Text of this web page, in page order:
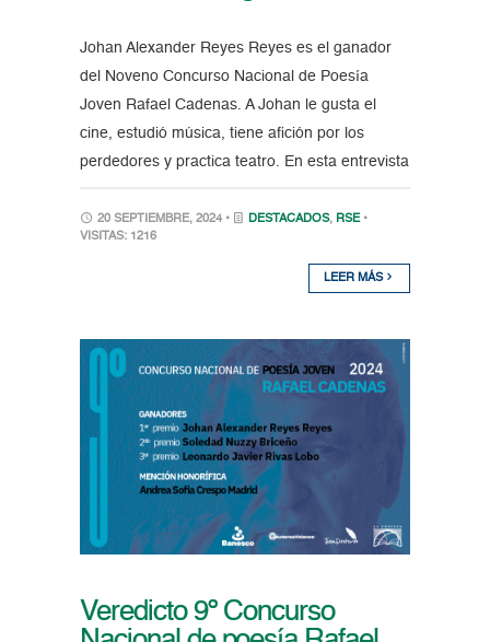
Johan Alexander Reyes Reyes es el ganador
del Noveno Concurso Nacional de Poesía
Joven Rafael Cadenas. A Johan le gusta el
cine, estudió música, tiene afición por los
perdedores y practica teatro. En esta entrevista
20 SEPTIEMBRE, 2024 • DESTACADOS, RSE •
VISITAS: 1216
LEER MÁS
Veredicto 9º Concurso